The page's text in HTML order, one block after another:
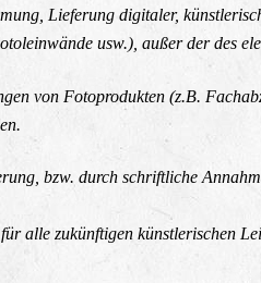
Lieferung digitaler,
usw.), außer der des
von Fotoprodukten (z.B.
bzw. durch schriftliche
alle zukünftigen künstlerischen